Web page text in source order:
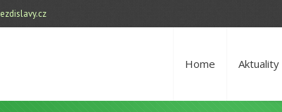
Home Aktuality